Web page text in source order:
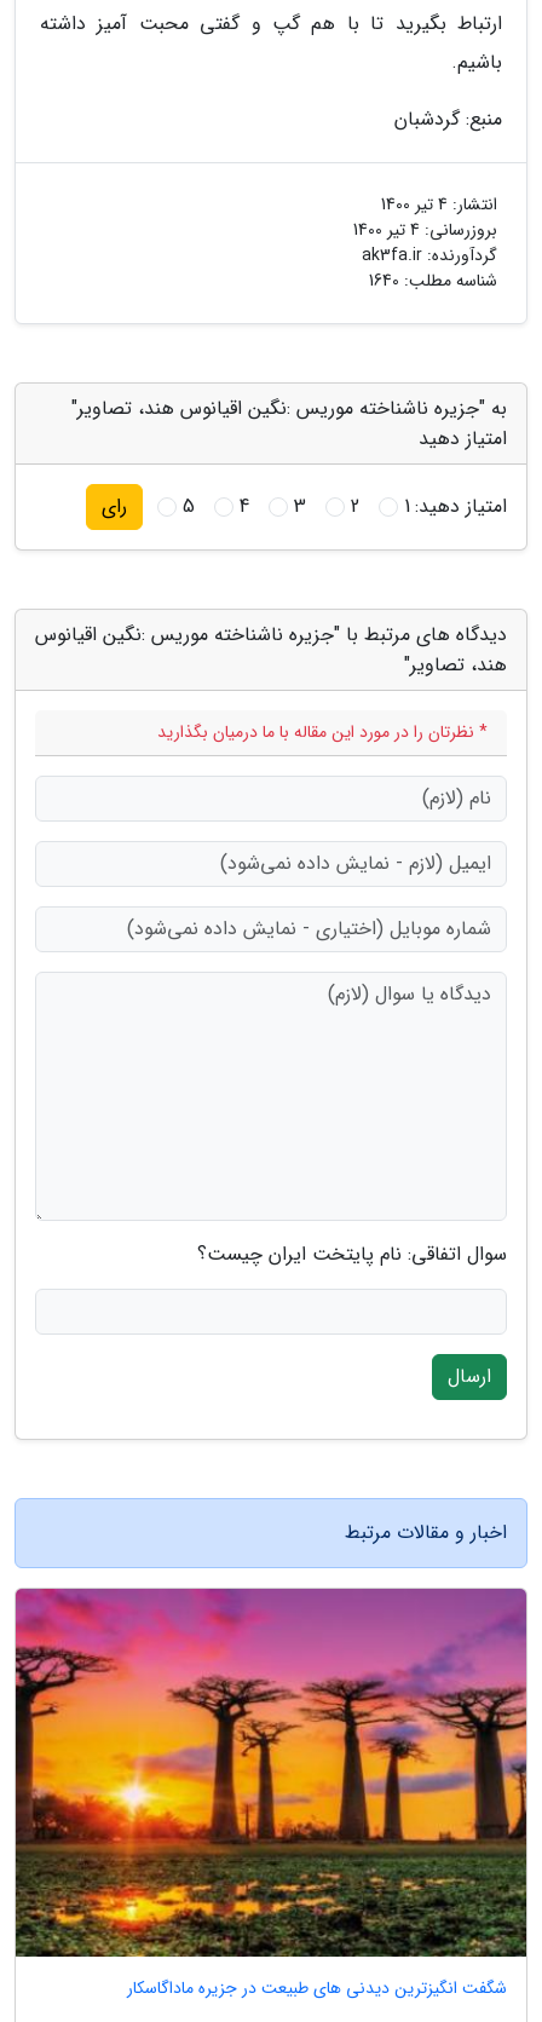
ارتباط بگیرید تا با هم گپ و گفتی محبت آمیز داشته
باشیم.
منبع: گردشبان
انتشار: 4 تیر 1400
بروزرسانی: 4 تیر 1400
گردآورنده: ak3fa.ir
شناسه مطلب: 1640
به "جزیره ناشناخته موریس :نگین اقیانوس هند، تصاویر"
امتیاز دهید
امتیاز دهید:1
2
3
4
5 رای
دیدگاه های مرتبط با "جزیره ناشناخته موریس :نگین اقیانوس
هند، تصاویر"
* نظرتان را در مورد این مقاله با ما درمیان بگذارید
سوال اتفاقی: نام پایتخت ایران چیست؟
ارسال
اخبار و مقالات مرتبط
شگفت انگیزترین دیدنی های طبیعت در جزیره ماداگاسکار